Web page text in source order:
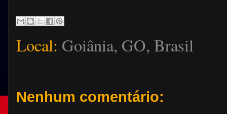
Local: Goiânia, GO, Brasil
Nenhum comentário: